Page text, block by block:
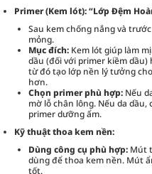
Primer (Kem lót): “Lớp Đệm
Sau kem chống nắng và
mỏng.
Mục đích: Kem lót giúp làm
dầu (đối với primer kiềm dầu)
từ đó tạo lớp nền lý tưởng
hơn.
Chọn primer phù hợp: Nếu
mờ lỗ chân lông. Nếu da
primer dưỡng ẩm.
Kỹ thuật thoa kem nền:
Dùng công cụ phù hợp: Mút
dùng để thoa kem nền. Mút
tốt.